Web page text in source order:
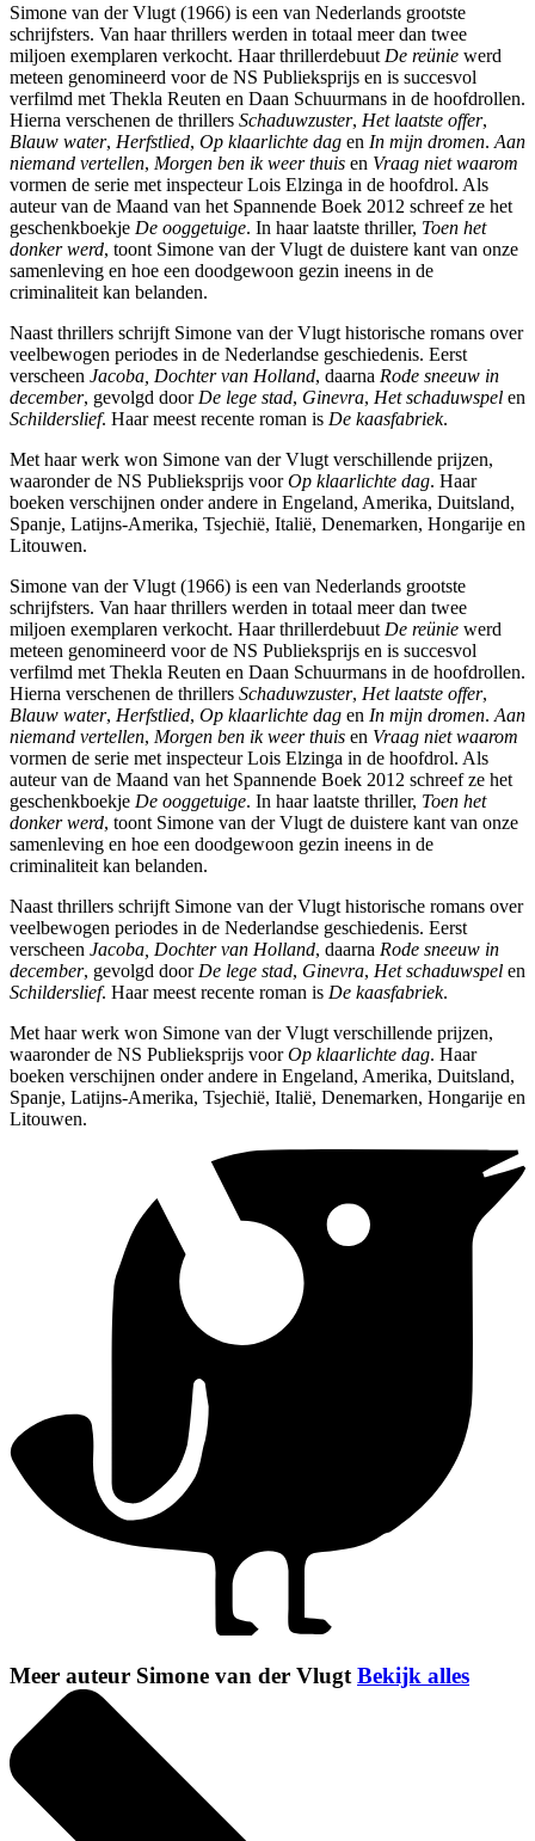
Simone van der Vlugt (1966) is een van Nederlands grootste
schrijfsters. Van haar thrillers werden in totaal meer dan twee
miljoen exemplaren verkocht. Haar thrillerdebuut De reünie werd
meteen genomineerd voor de NS Publieksprijs en is succesvol
verfilmd met Thekla Reuten en Daan Schuurmans in de hoofdrollen.
Hierna verschenen de thrillers Schaduwzuster, Het laatste offer,
Blauw water, Herfstlied, Op klaarlichte dag en In mijn dromen. Aan
niemand vertellen, Morgen ben ik weer thuis en Vraag niet waarom
vormen de serie met inspecteur Lois Elzinga in de hoofdrol. Als
auteur van de Maand van het Spannende Boek 2012 schreef ze het
geschenkboekje De ooggetuige. In haar laatste thriller, Toen het
donker werd, toont Simone van der Vlugt de duistere kant van onze
samenleving en hoe een doodgewoon gezin ineens in de
criminaliteit kan belanden.
Naast thrillers schrijft Simone van der Vlugt historische romans over
veelbewogen periodes in de Nederlandse geschiedenis. Eerst
verscheen Jacoba, Dochter van Holland, daarna Rode sneeuw in
december, gevolgd door De lege stad, Ginevra, Het schaduwspel en
Schilderslief. Haar meest recente roman is De kaasfabriek.
Met haar werk won Simone van der Vlugt verschillende prijzen,
waaronder de NS Publieksprijs voorOp klaarlichte dag. Haar
boeken verschijnen onder andere in Engeland, Amerika, Duitsland,
Spanje, Latijns-Amerika, Tsjechië, Italië, Denemarken, Hongarije en
Litouwen.
Simone van der Vlugt (1966) is een van Nederlands grootste
schrijfsters. Van haar thrillers werden in totaal meer dan twee
miljoen exemplaren verkocht. Haar thrillerdebuut De reünie werd
meteen genomineerd voor de NS Publieksprijs en is succesvol
verfilmd met Thekla Reuten en Daan Schuurmans in de hoofdrollen.
Hierna verschenen de thrillers Schaduwzuster, Het laatste offer,
Blauw water, Herfstlied, Op klaarlichte dag en In mijn dromen. Aan
niemand vertellen, Morgen ben ik weer thuis en Vraag niet waarom
vormen de serie met inspecteur Lois Elzinga in de hoofdrol. Als
auteur van de Maand van het Spannende Boek 2012 schreef ze het
geschenkboekje De ooggetuige. In haar laatste thriller, Toen het
donker werd, toont Simone van der Vlugt de duistere kant van onze
samenleving en hoe een doodgewoon gezin ineens in de
criminaliteit kan belanden.
Naast thrillers schrijft Simone van der Vlugt historische romans over
veelbewogen periodes in de Nederlandse geschiedenis. Eerst
verscheen Jacoba, Dochter van Holland, daarna Rode sneeuw in
december, gevolgd door De lege stad, Ginevra, Het schaduwspel en
Schilderslief. Haar meest recente roman is De kaasfabriek.
Met haar werk won Simone van der Vlugt verschillende prijzen,
waaronder de NS Publieksprijs voorOp klaarlichte dag. Haar
boeken verschijnen onder andere in Engeland, Amerika, Duitsland,
Spanje, Latijns-Amerika, Tsjechië, Italië, Denemarken, Hongarije en
Litouwen.
Meer auteur Simone van der Vlugt Bekijk alles